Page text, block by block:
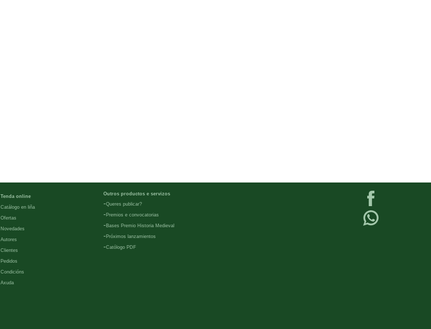
Tenda online
Catálogo en liña
Ofertas
Novedades
Autores
Clientes
Pedidos
Condicións
Axuda
Outros productos e servizos
-Queres publicar?
- Premios e convocatorias
- Bases Premio Historia Medieval
- Próximos lanzamientos
-Católogo PDF